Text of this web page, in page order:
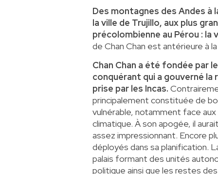
Des montagnes des Andes à
la ville de Trujillo, aux plus
précolombienne au Pérou : la
de Chan Chan est antérieure à
Chan Chan a été fondée par
conquérant qui a gouverné la
prise par les Incas.
principalement constituée de
vulnérable, notamment face
climatique. À son apogée, il
assez impressionnant. Encore
déployés dans sa planification.
palais formant des unités
politique ainsi que les restes